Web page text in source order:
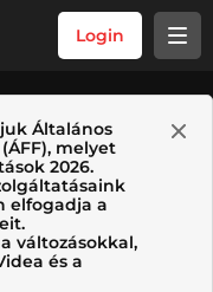
Login
Általános
melyet
2026.
elfogadja a
változásokkal,
és a